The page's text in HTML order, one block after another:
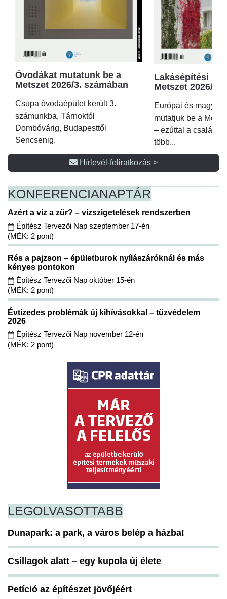
Óvodákat mutatunk be a
Metszet 2026/3. számában
Csupa óvodaépület került 3.
számunkba, Tárnoktól
Dombóvárig, Budapesttől
Sencsenig.
Lakásépítési
Metszet 2026/2.
Európai és magyar
mutatjuk be a
– ezúttal a családi
több...
Hírlevél-feliratkozás >
KONFERENCIANAPTÁR
Azért a víz a zűr? – vízszigetelések rendszerben
Építész Tervezői Nap szeptember 17-én
(MÉK: 2 pont)
Rés a pajzson – épületburok nyílászáróknál és más
kényes pontokon
Építész Tervezői Nap október 15-én
(MÉK: 2 pont)
Évtizedes problémák új kihívásokkal – tűzvédelem
2026
Építész Tervezői Nap november 12-én
(MÉK: 2 pont)
LEGOLVASOTTABB
Dunapark: a park, a város belép a házba!
Csillagok alatt – egy kupola új élete
Petíció az építészet jövőjéért